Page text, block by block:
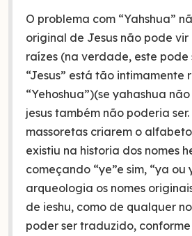
O problema com “Yahshua”
original de Jesus não pode vir
raízes (na verdade, este pode
“Jesus” está tão intimamente
“Yehoshua”)(se yahashua
jesus também não poderia
massoretas criarem o
existiu na historia dos nomes
começando “ye”e sim, “ya ou
arqueologia os nomes
de ieshu, como de qualquer
poder ser traduzido,